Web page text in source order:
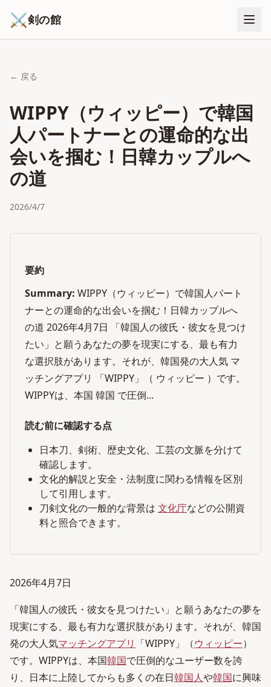
⚔剣の館
← 戻る
WIPPY（ウィッピー）で韓国
人パートナーとの運命的な出
会いを掴む！日韓カップルへ
の道
2026/4/7
要約
Summary: WIPPY（ウィッピー）で韓国人パート
ナーとの運命的な出会いを掴む！日韓カップルへ
の道 2026年4月7日 「韓国人の彼氏・彼女を見つけ
たい」と願うあなたの夢を現実にする、最も有力
な選択肢があります。それが、韓国発の大人気 マ
ッチングアプリ 「WIPPY」（ ウィッピー ）です。
WIPPYは、本国 韓国 で圧倒...
読む前に確認する点
日本刀、剣術、歴史文化、工芸の文脈を分けて
確認します。
文化的解説と安全・法制度に関わる情報を区別
して引用します。
刀剣文化の一般的な背景は 文化庁などの公開資
料と照合できます。
2026年4月7日
「韓国人の彼氏・彼女を見つけたい」と願うあなたの夢を
現実にする、最も有力な選択肢があります。それが、韓国
発の大人気マッチングアプリ 「WIPPY」（ウィッピー）
です。WIPPYは、本国韓国で圧倒的なユーザー数を誇
り、日本に上陸してからも多くの在日韓国人や韓国に興味